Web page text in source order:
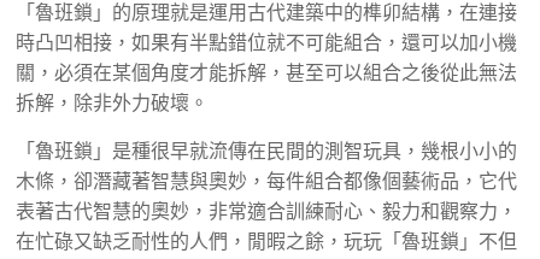
「魯班鎖」的原理就是運用古代建築中的榫卯結構，在連接
時凸凹相接，如果有半點錯位就不可能組合，還可以加小機
關，必須在某個角度才能拆解，甚至可以組合之後從此無法
拆解，除非外力破壞。
「魯班鎖」是種很早就流傳在民間的測智玩具，幾根小小的
木條，卻潛藏著智慧與奧妙，每件組合都像個藝術品，它代
表著古代智慧的奧妙，非常適合訓練耐心、毅力和觀察力，
在忙碌又缺乏耐性的人們，閒暇之餘，玩玩「魯班鎖」不但